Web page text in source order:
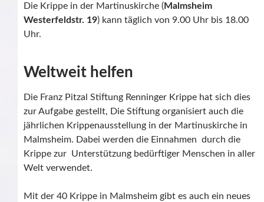
Die Krippe in der Martinuskirche (Malmsheim
Westerfeldstr. 19) kann täglich von 9.00 Uhr bis 18.00
Uhr.
Weltweit helfen
Die Franz Pitzal Stiftung Renninger Krippe hat sich dies
zur Aufgabe gestellt, Die Stiftung organisiert auch die
jährlichen Krippenausstellung in der Martinuskirche in
Malmsheim. Dabei werden die Einnahmen durch die
Krippe zur Unterstützung bedürftiger Menschen in aller
Welt verwendet.
Mit der 40 Krippe in Malmsheim gibt es auch ein neues